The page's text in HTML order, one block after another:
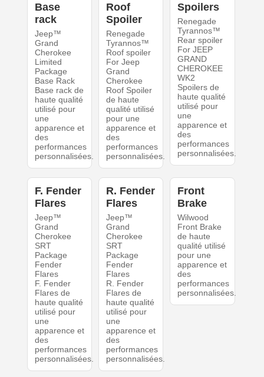
Base
rack
Jeep™
Grand
Cherokee
Limited
Package
Base Rack
Base rack de
haute qualité
utilisé pour
une
apparence et
des
performances
personnalisées.
Roof
Spoiler
Renegade
Tyrannos™
Roof spoiler
For Jeep
Grand
Cherokee
Roof Spoiler
de haute
qualité utilisé
pour une
apparence et
des
performances
personnalisées.
Spoilers
Renegade
Tyrannos™
Rear spoiler
For JEEP
GRAND
CHEROKEE
WK2
Spoilers de
haute qualité
utilisé pour
une
apparence et
des
performances
personnalisées.
F. Fender
Flares
Jeep™
Grand
Cherokee
SRT
Package
Fender
Flares
F. Fender
Flares de
haute qualité
utilisé pour
une
apparence et
des
performances
personnalisées.
R. Fender
Flares
Jeep™
Grand
Cherokee
SRT
Package
Fender
Flares
R. Fender
Flares de
haute qualité
utilisé pour
une
apparence et
des
performances
personnalisées.
Front
Brake
Wilwood
Front Brake
de haute
qualité utilisé
pour une
apparence et
des
performances
personnalisées.